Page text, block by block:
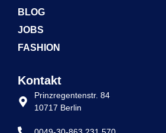
BLOG
JOBS
FASHION
Kontakt
Prinzregentenstr. 84
10717 Berlin